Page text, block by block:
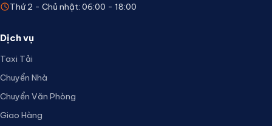
Thứ 2 - Chủ nhật: 06:00 - 18:00
Dịch vụ
Taxi Tải
Chuyển Nhà
Chuyển Văn Phòng
Giao Hàng